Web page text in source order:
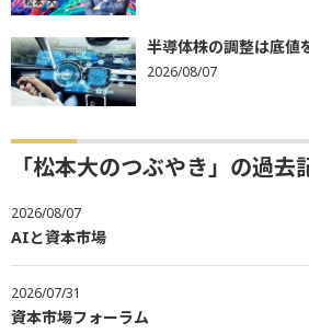
半導体株の調整は底値
2026/08/07
「松本大のつぶやき」の過去
2026/08/07
AIと資本市場
2026/07/31
資本市場フォーラム